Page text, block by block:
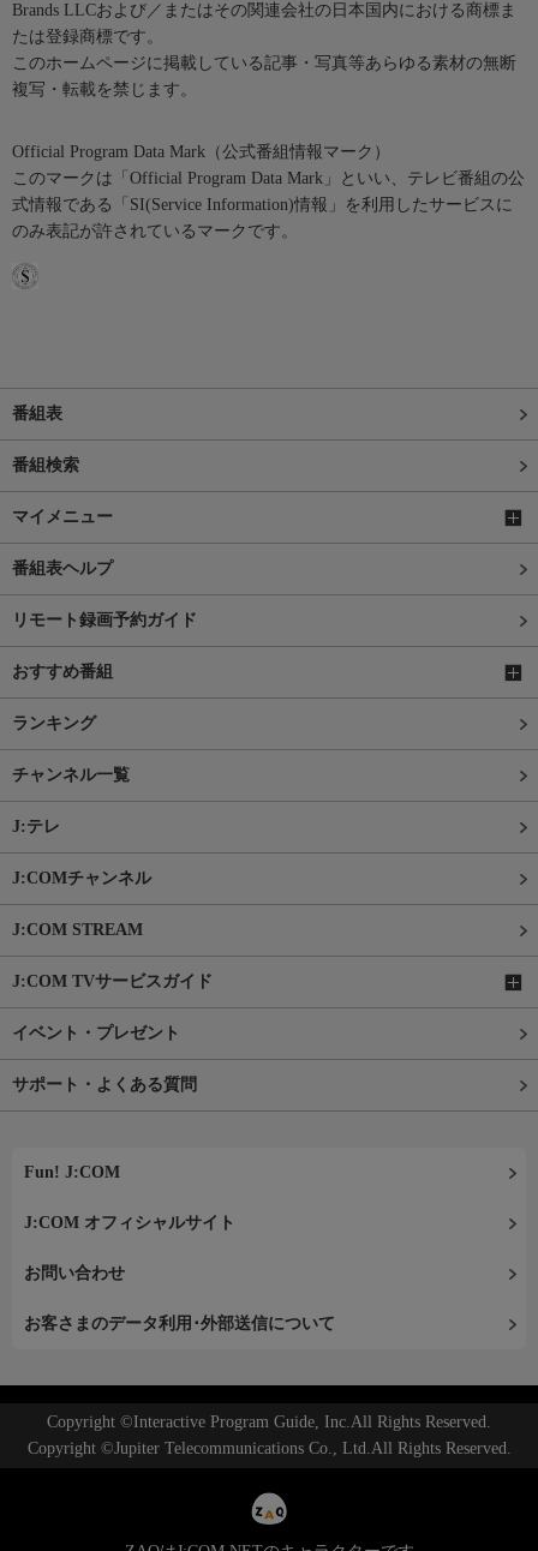
Brands LLCおよび／またはその関連会社の日本国内における商標ま
たは登録商標です。
このホームページに掲載している記事・写真等あらゆる素材の無断
複写・転載を禁じます。
Official Program Data Mark（公式番組情報マーク）
このマークは「Official Program Data Mark」といい、テレビ番組の公
式情報である「SI(Service Information)情報」を利用したサービスに
のみ表記が許されているマークです。
番組表
番組検索
マイメニュー
番組表ヘルプ
リモート録画予約ガイド
おすすめ番組
ランキング
チャンネル一覧
J:テレ
J:COMチャンネル
J:COM STREAM
J:COM TVサービスガイド
イベント・プレゼント
サポート・よくある質問
Fun! J:COM
J:COM オフィシャルサイト
お問い合わせ
お客さまのデータ利用･外部送信について
Copyright ©Interactive Program Guide, Inc.All Rights Reserved.
Copyright ©Jupiter Telecommunications Co., Ltd.All Rights Reserved.